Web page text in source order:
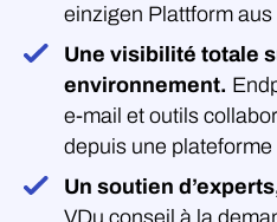
einzigen Plattform
Une visibilité totale
environnement.
e-mail et outils
depuis une plateforme
Un soutien
VDu conseil à la